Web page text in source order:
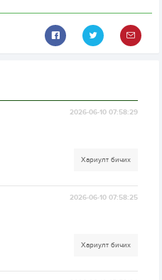
2026-06-10 07:58:29
Хариулт бичих
2026-06-10 07:58:25
Хариулт бичих